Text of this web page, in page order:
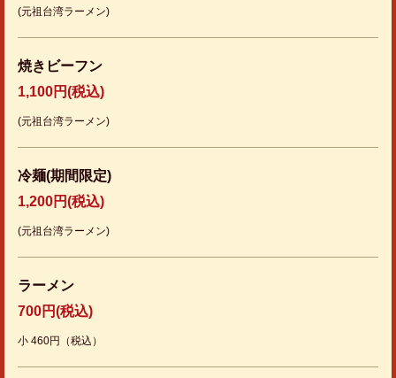
(元祖台湾ラーメン)
焼きビーフン
1,100円(税込)
(元祖台湾ラーメン)
冷麺(期間限定)
1,200円(税込)
(元祖台湾ラーメン)
ラーメン
700円(税込)
小 460円（税込）